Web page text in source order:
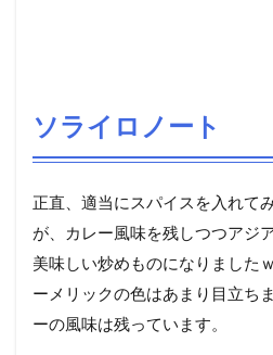
ソライロノート
正直、適当にスパイスを入れて
が、カレー風味を残しつつアジ
美味しい炒めものになりました
ーメリックの色はあまり目立ち
ーの風味は残っています。